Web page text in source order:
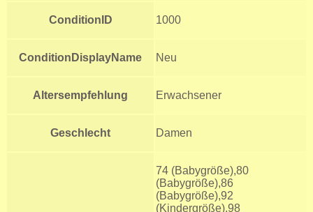
ConditionID 1000
ConditionDisplayName Neu
Altersempfehlung Erwachsener
Geschlecht Damen
74 (Babygröße),80
(Babygröße),86
(Babygröße),92
(Kindergröße),98